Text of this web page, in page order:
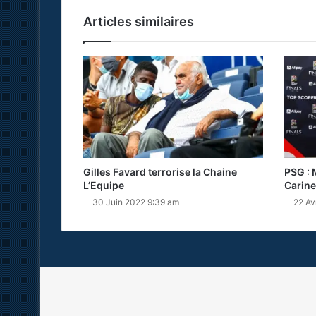
Articles similaires
Gilles Favard terrorise la Chaine
L’Equipe
30 Juin 2022 9:39 am
PSG :
22